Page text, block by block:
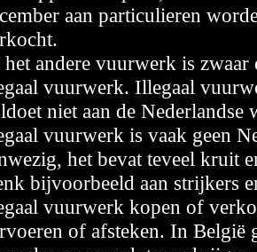
aan particulieren
andere vuurwerk is zwaar
vuurwerk. Illegaal
niet aan de
vuurwerk is vaak geen
het bevat teveel kruit
bijvoorbeeld aan strijkers
vuurwerk kopen of
of afsteken. In België